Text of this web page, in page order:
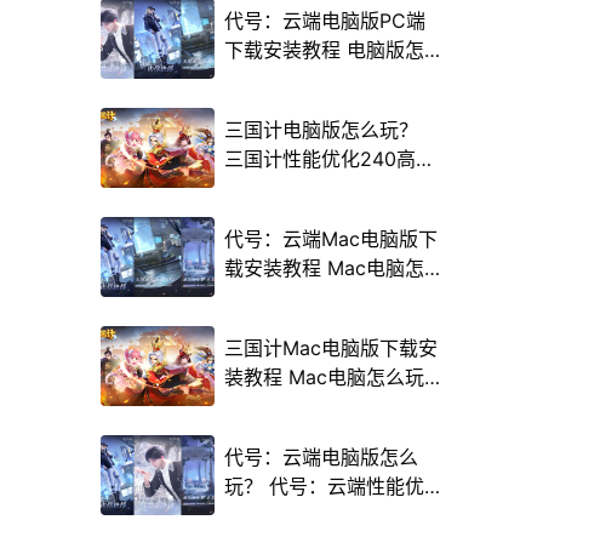
代号：云端电脑版PC端
下载安装教程 电脑版怎
三国计电脑版怎么玩？
三国计性能优化240高帧
代号：云端Mac电脑版下
载安装教程 Mac电脑怎
三国计Mac电脑版下载安
装教程 Mac电脑怎么玩
代号：云端电脑版怎么
玩？ 代号：云端性能优